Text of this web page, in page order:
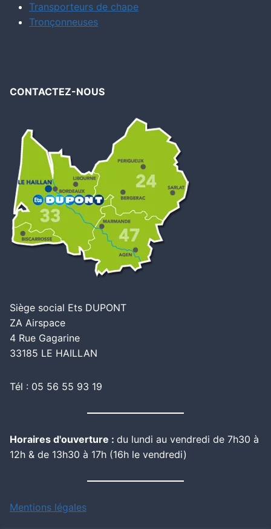
Transporteurs de chape
Tronçonneuses
CONTACTEZ-NOUS
Siège social Ets DUPONT
ZA Airspace
4 Rue Gagarine
33185 LE HAILLAN
Tél : 05 56 55 93 19
Horaires d'ouverture : du lundi au vendredi de 7h30 à
12h & de 13h30 à 17h (16h le vendredi)
Mentions légales